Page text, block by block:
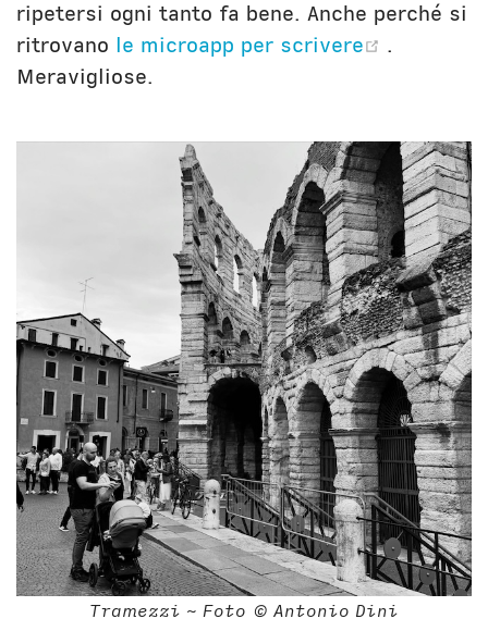
ripetersi ogni tanto fa bene. Anche perché si
ritrovano le microapp per scrivere (opens
.
Meravigliose.
Tramezzi ~ Foto © Antonio Dini